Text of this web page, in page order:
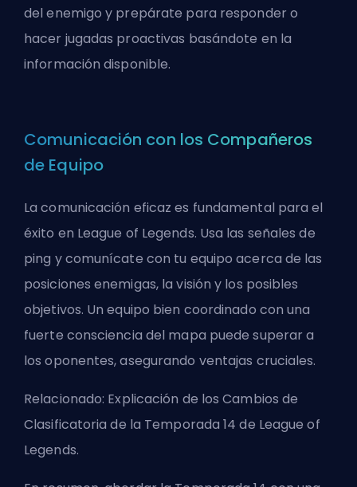
del enemigo y prepárate para responder o
hacer jugadas proactivas basándote en la
información disponible.
Comunicación con los Compañeros
de Equipo
La comunicación eficaz es fundamental para el
éxito en League of Legends. Usa las señales de
ping y comunícate con tu equipo acerca de las
posiciones enemigas, la visión y los posibles
objetivos. Un equipo bien coordinado con una
fuerte consciencia del mapa puede superar a
los oponentes, asegurando ventajas cruciales.
Relacionado: Explicación de los Cambios de
Clasificatoria de la Temporada 14 de League of
Legends.